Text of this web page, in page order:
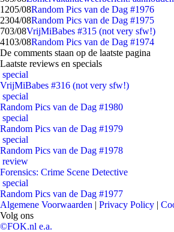
1205/08Random Pics van de Dag #1976
2304/08Random Pics van de Dag #1975
703/08VrijMiBabes #315 (not very sfw!)
4103/08Random Pics van de Dag #1974
De comments staan op de laatste pagina
Laatste reviews en specials
special
VrijMiBabes #316 (not very sfw!)
special
Random Pics van de Dag #1980
special
Random Pics van de Dag #1979
special
Random Pics van de Dag #1978
review
Forensics: Crime Scene Detective
special
Random Pics van de Dag #1977
Algemene Voorwaarden | Privacy Policy |
Volg ons
©FOK.nl e.a.